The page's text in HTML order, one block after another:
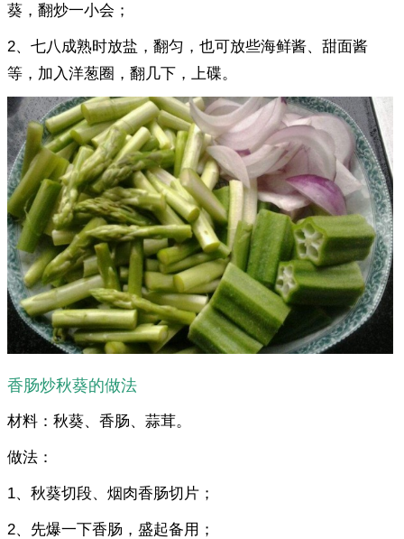
葵，翻炒一小会；
2、七八成熟时放盐，翻匀，也可放些海鲜酱、甜面酱
等，加入洋葱圈，翻几下，上碟。
香肠炒秋葵的做法
材料：秋葵、香肠、蒜茸。
做法：
1、秋葵切段、烟肉香肠切片；
2、先爆一下香肠，盛起备用；